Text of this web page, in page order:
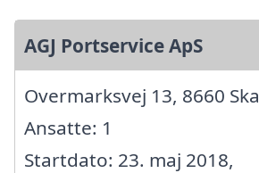
AGJ Portservice ApS
Overmarksvej 13, 8660
Ansatte: 1
Startdato: 23. maj 2018,